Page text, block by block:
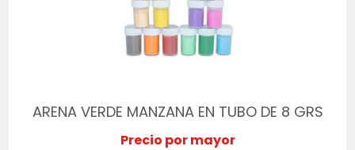
ARENA VERDE MANZANA EN TUBO DE 8 GRS
Precio por mayor